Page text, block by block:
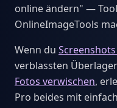
online ändern" —
OnlineImageTools
Wenn du
verblassten
Fotos verwischen,
Pro beides mit